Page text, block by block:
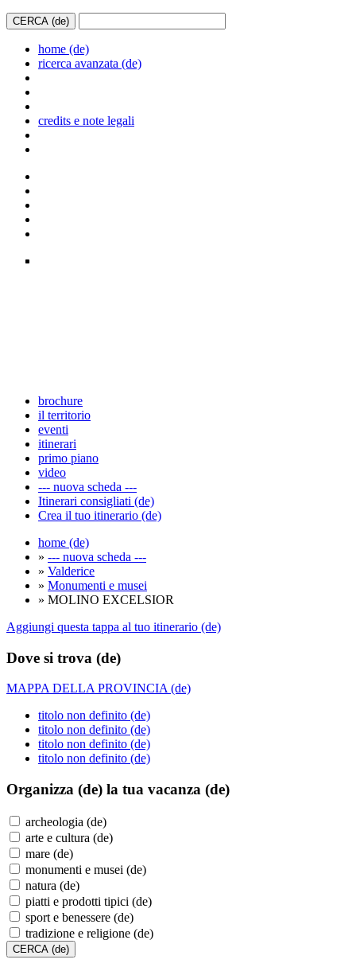
home (de)
ricerca avanzata (de)
credits e note legali
brochure
il territorio
eventi
itinerari
primo piano
video
--- nuova scheda ---
Itinerari consigliati (de)
Crea il tuo itinerario (de)
home (de)
» --- nuova scheda ---
» Valderice
» Monumenti e musei
» MOLINO EXCELSIOR
Aggiungi questa tappa al tuo itinerario (de)
Dove si trova (de)
MAPPA DELLA PROVINCIA (de)
titolo non definito (de)
titolo non definito (de)
titolo non definito (de)
titolo non definito (de)
Organizza (de) la tua vacanza (de)
archeologia (de)
arte e cultura (de)
mare (de)
monumenti e musei (de)
natura (de)
piatti e prodotti tipici (de)
sport e benessere (de)
tradizione e religione (de)